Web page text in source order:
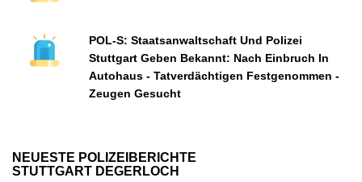
POL-S: Staatsanwaltschaft Und Polizei
Stuttgart Geben Bekannt: Nach Einbruch In
Autohaus - Tatverdächtigen Festgenommen -
Zeugen Gesucht
NEUESTE POLIZEIBERICHTE
STUTTGART DEGERLOCH